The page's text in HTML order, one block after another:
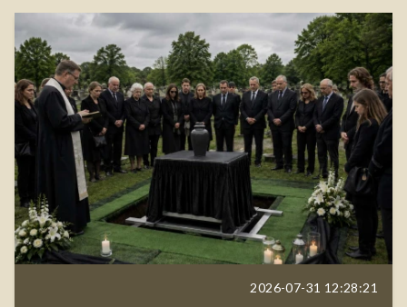
2026-07-31 12:28:21